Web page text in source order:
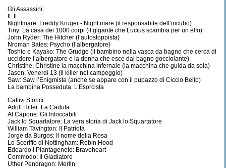
Gli Assassini:
It: It
Nightmare: Freddy Kruger - Night mare (il responsabile dell’incubo)
Tiny: La casa dei 1000 corpi (il gigante che Lucius scambia per un elfo)
John Ryder: The Hitcher (l’autostoppista)
Nroman Bates: Psycho (l’albergatore)
Toshio e Kayako: The Grudge (il bambino nella vasca da bagno che cerca di
uccidere l’albergatore e la donna che esce dal bagno gocciolante)
Christine: Christine la macchina infernale (la macchina che guida da sola)
Jason: Venerdì 13 (il killer nel campeggio)
Saw: Saw l’Enigmista (anche se appare con il pupazzo di Ciccio Bello)
La bambina Posseduta: L’Esorcista
Cattivi Storici:
Adolf Hitler: La Caduta
Al Capone: Gli Intoccabili
Jack lo Squartatore: La vera storia di Jack lo Squartatore
William Tavington: Il Patriota
Jorge da Burgos: Il nome della Rosa
Lo Sceriffo di Nottingham: Robin Hood
Edoardo I Plantageneto: Braveheart
Commodo: Il Gladiatore
Uther Pendragon: Merlin